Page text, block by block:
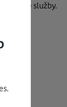
další naše služby.